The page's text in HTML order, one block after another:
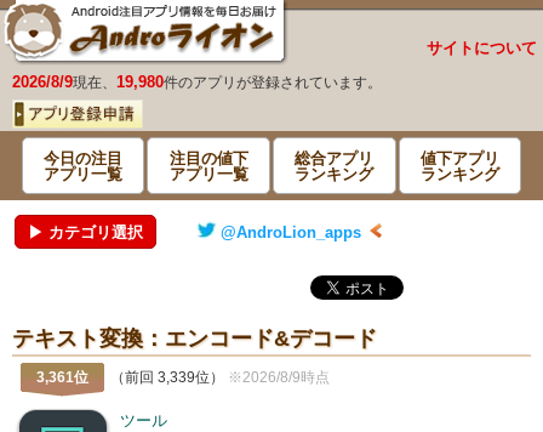
サイトについて
2026/8/9現在、 19,980件のアプリが登録されています。
今日の注目
アプリ一覧
注目の値下
アプリ一覧
総合アプリ
ランキング
値下アプリ
ランキング
▶ カテゴリ選択 @AndroLion_apps
テキスト変換：エンコード&デコード
3,361位 （前回 3,339位） ※2026/8/9時点
ツール